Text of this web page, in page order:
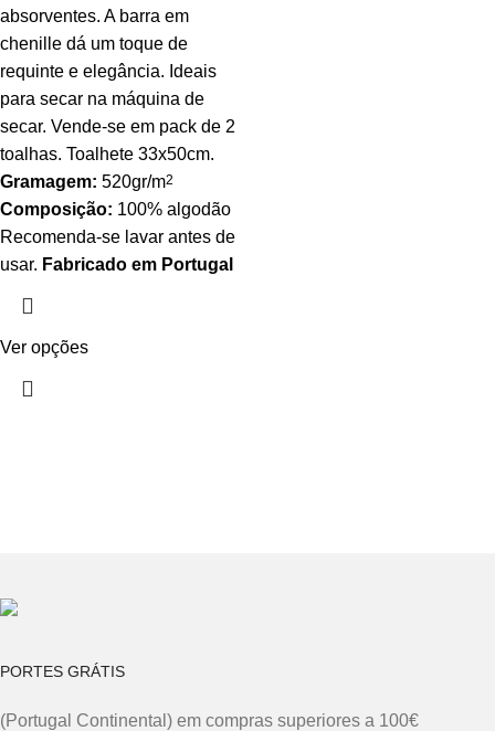
absorventes. A barra em
chenille dá um toque de
requinte e elegância. Ideais
para secar na máquina de
secar. Vende-se em pack de 2
toalhas. Toalhete 33x50cm.
Gramagem: 520gr/m2
Composição: 100% algodão
Recomenda-se lavar antes de
usar. Fabricado em Portugal
Ver opções
PORTES GRÁTIS
(Portugal Continental) em compras superiores a 100€